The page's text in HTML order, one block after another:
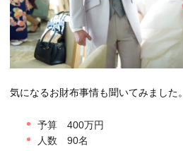
気になるお財布事情も聞いてみました。
予算 400万円
人数 90名